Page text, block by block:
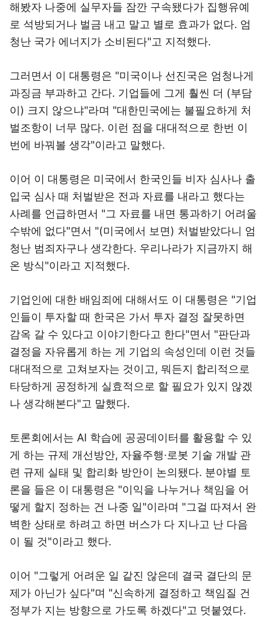
해봤자 나중에 실무자들 잠깐 구속됐다가 집행유예
로 석방되거나 벌금 내고 말고 별로 효과가 없다. 엄
청난 국가 에너지가 소비된다"고 지적했다.
그러면서 이 대통령은 "미국이나 선진국은 엄청나게
과징금 부과하고 간다. 기업들에 그게 훨씬 더 (부담
이) 크지 않으냐"라며 "대한민국에는 불필요하게 처
벌조항이 너무 많다. 이런 점을 대대적으로 한번 이
번에 바꿔볼 생각"이라고 말했다.
이어 이 대통령은 미국에서 한국인들 비자 심사나 출
입국 심사 때 처벌받은 전과 자료를 내라고 했다는
사례를 언급하면서 "그 자료를 내면 통과하기 어려울
수밖에 없다"면서 "(미국에서 보면) 처벌받았다니 엄
청난 범죄자구나 생각한다. 우리나라가 지금까지 해
온 방식"이라고 지적했다.
기업인에 대한 배임죄에 대해서도 이 대통령은 "기업
인들이 투자할 때 한국은 가서 투자 결정 잘못하면
감옥 갈 수 있다고 이야기한다고 한다"면서 "판단과
결정을 자유롭게 하는 게 기업의 속성인데 이런 것들
대대적으로 고쳐보자는 것이고, 뭐든지 합리적으로
타당하게 공정하게 실효적으로 할 필요가 있지 않겠
나 생각해본다"고 말했다.
토론회에서는 AI 학습에 공공데이터를 활용할 수 있
게 하는 규제 개선방안, 자율주행·로봇 기술 개발 관
련 규제 실태 및 합리화 방안이 논의됐다. 분야별 토
론을 들은 이 대통령은 "이익을 나누거나 책임을 어
떻게 할지 정하는 건 나중 일"이라며 "그걸 따져서 완
벽한 상태로 하려고 하면 버스가 다 지나고 난 다음
이 될 것"이라고 했다.
이어 "그렇게 어려운 일 같진 않은데 결국 결단의 문
제가 아닌가 싶다"며 "신속하게 결정하고 책임질 건
정부가 지는 방향으로 가도록 하겠다"고 덧붙였다.